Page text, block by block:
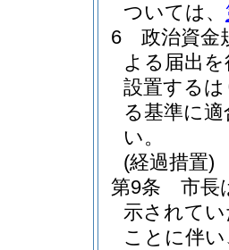
ついては、
6
政治資金
よる届出
設置する
る基準に
い。
(経過措置)
第9条
市長
示されて
ことに伴